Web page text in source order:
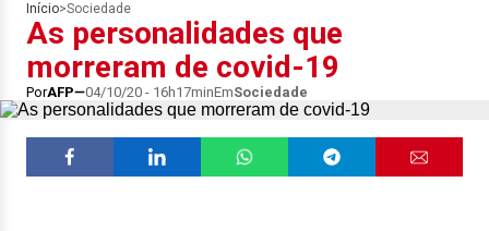
Início>Sociedade
As personalidades que
morreram de covid-19
PorAFP 04/10/20 - 16h17minEmSociedade